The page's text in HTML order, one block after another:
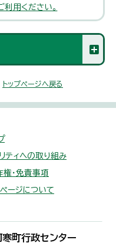
利用ください。
トップページへ戻る
ティへの取り組み
権・免責事項
ージについて
寒町行政センター